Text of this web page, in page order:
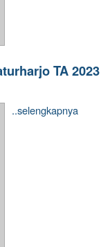
TA 2023
..selengkapnya